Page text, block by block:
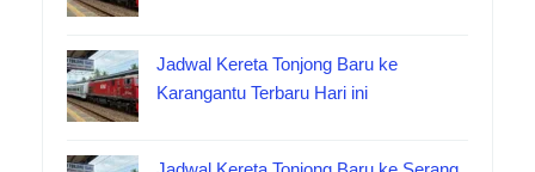
Jadwal Kereta Tonjong Baru ke
Karangantu Terbaru Hari ini